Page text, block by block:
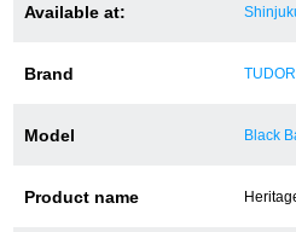
ラッピングサービス
Available at:
Brand
Model Black
Product name